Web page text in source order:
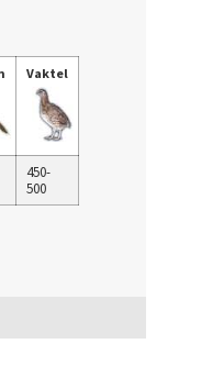
Vaktel
450-
500